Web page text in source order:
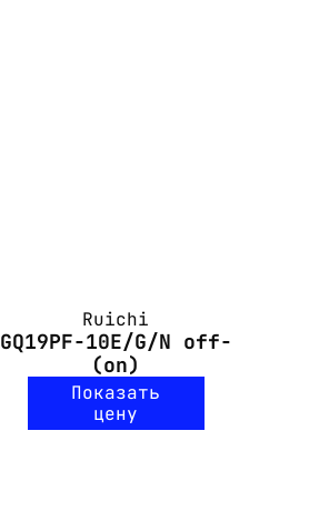
Ruichi
GQ19PF-10E/G/N off-
(on)
Показать
цену